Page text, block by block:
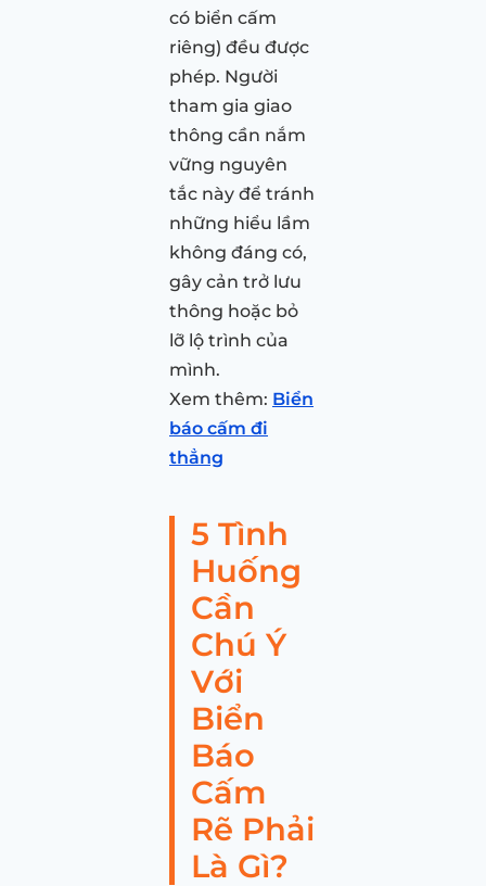
có biển cấm
riêng) đều được
phép. Người
tham gia giao
thông cần nắm
vững nguyên
tắc này để tránh
những hiểu lầm
không đáng có,
gây cản trở lưu
thông hoặc bỏ
lỡ lộ trình của
mình.
Xem thêm: Biển
báo cấm đi
thẳng
5 Tình
Huống
Cần
Chú Ý
Với
Biển
Báo
Cấm
Rẽ Phải
Là Gì?